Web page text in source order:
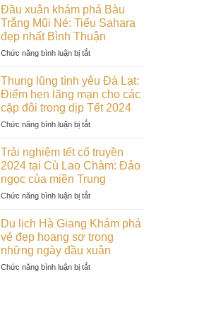
phá
văn
hóa,
lịch
sử
tộc
vị
tại
Bảo
Kon
Tum
đầu
xuân
Đầu xuân khám phá Bàu
Trắng Mũi Né: Tiểu Sahara
đẹp nhất Bình Thuận
Chức năng bình luận bị tắtở
xuân
khám
phá
Bàu
Trắng
Né:
Tiểu
Sahara
đẹp
nhất
Thuận
Thung lũng tình yêu Đà Lạt:
Điểm hẹn lãng mạn cho các
cặp đôi trong dịp Tết 2024
Chức năng bình luận bị tắtở
lũng
tình
yêu
Đà
Lạt:
hẹn
lãng
mạn
cho
các
Trải nghiệm tết cổ truyền
2024 tại Cù Lao Chàm: Đảo
ngọc của miền Trung
Chức năng bình luận bị tắtở
nghiệm
cổ
truyền
2024
Du lịch Hà Giang Khám phá
vẻ đẹp hoang sơ trong
những ngày đầu xuân
Chức năng bình luận bị tắtở